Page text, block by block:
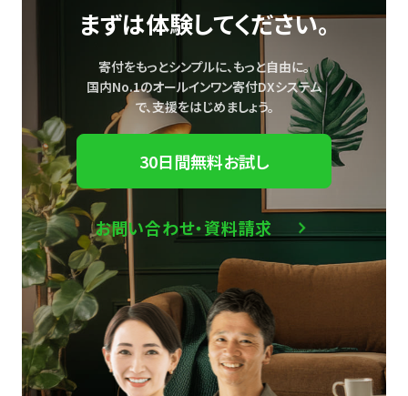
まずは体験してください。
寄付をもっとシンプルに、もっと自由に。
国内No.1のオールインワン寄付DXシステム
で、支援をはじめましょう。
30日間無料お試し
お問い合わせ・資料請求